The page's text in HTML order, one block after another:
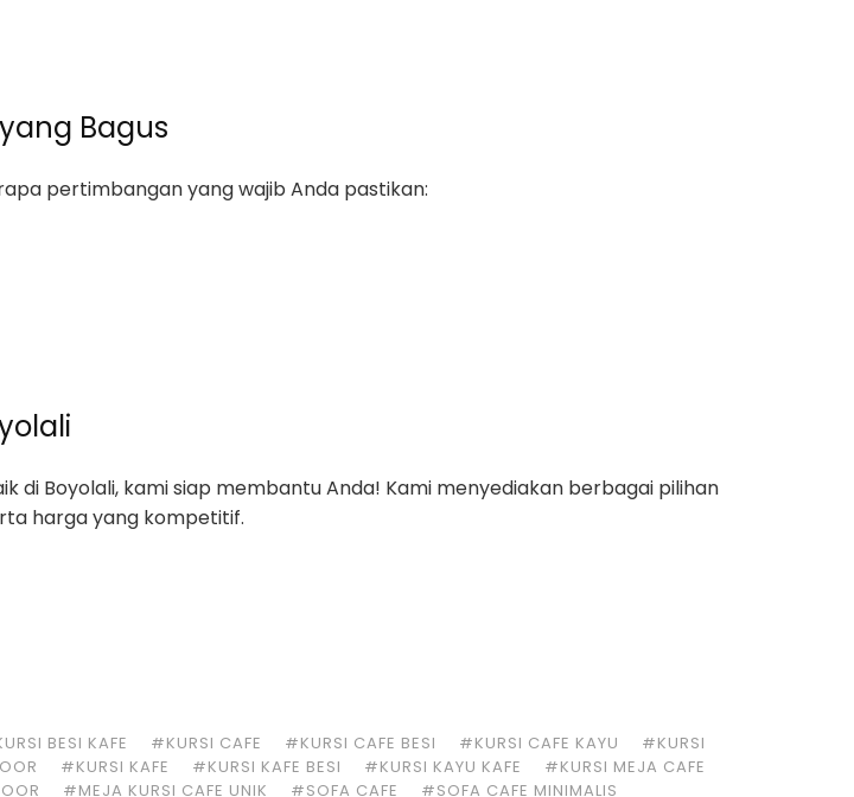
Bagus
pertimbangan yang wajib Anda pastikan:
Boyolali, kami siap membantu Anda! Kami menyediakan berbagai pilihan
harga yang kompetitif.
BESI KAFE #KURSI CAFE #KURSI CAFE BESI #KURSI CAFE KAYU
#KURSI
#KURSI KAFE #KURSI KAFE BESI #KURSI KAYU KAFE
#KURSI MEJA CAFE
#MEJA KURSI CAFE UNIK #SOFA CAFE #SOFA CAFE MINIMALIS